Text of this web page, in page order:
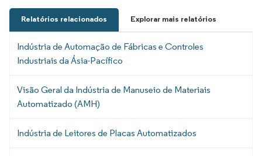
Relatórios relacionados Explorar mais relatórios
Indústria de Automação de Fábricas e Controles
Industriais da Ásia-Pacífico
Visão Geral da Indústria de Manuseio de Materiais
Automatizado (AMH)
Indústria de Leitores de Placas Automatizados